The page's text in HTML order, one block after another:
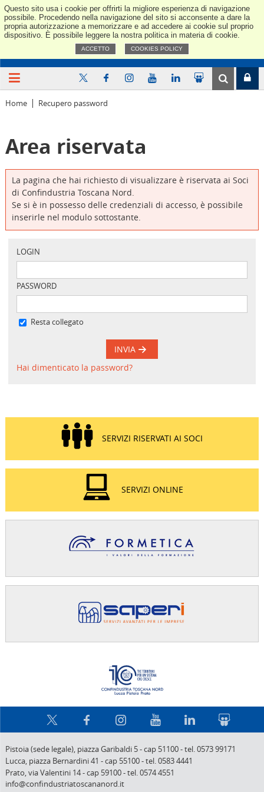
Questo sito usa i cookie per offrirti la migliore esperienza di navigazione
possibile. Procedendo nella navigazione del sito si acconsente a dare la
propria autorizzazione a memorizzare e ad accedere ai cookie sul proprio
dispositivo. È possibile leggere la nostra politica in materia di cookie.
ACCETTO COOKIES POLICY
Home Recupero password
Area riservata
La pagina che hai richiesto di visualizzare è riservata ai Soci
di Confindustria Toscana Nord.
Se si è in possesso delle credenziali di accesso, è possibile
inserirle nel modulo sottostante.
LOGIN
PASSWORD
Resta collegato
INVIA
Hai dimenticato la password?
SERVIZI RISERVATI AI SOCI
SERVIZI ONLINE
Pistoia (sede legale), piazza Garibaldi 5-cap 51100-tel. 0573 99171
Lucca, piazza Bernardini 41 -cap 55100-tel. 0583 4441
Prato,via Valentini 14-cap 59100-tel. 0574 4551
info@confindustriatoscananord.it